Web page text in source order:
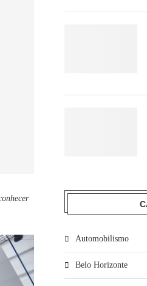
Automobilismo
Belo Horizonte